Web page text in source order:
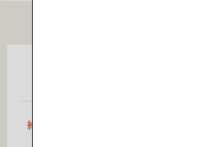
約1時間55分